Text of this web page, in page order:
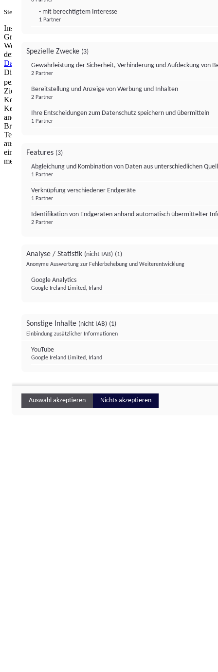
Sie haben ein PUR-Abo?Hier anmelden.
Institutional Money mit Werbung: Wir nutzen aus wirtschaftlichen
Gründen die Möglichkeit, unsere Webseite Dritten als digitalen
Werbeplatz zur Verfügung zu stellen. Über Verarbeitungen, die in
der Verantwortung von uns liegen, können Sie sich in unserer
Datenschutzerklärungnäher informieren.Zur Bereitstellung unserer
Dienste nutzen wir Technologien von
personalisierte Werbung, Messung von Werbeleistung und
Zielgruppenforschung. Cookies, Endgeräte- oder ähnliche Online-
Kennungen (z. B. login-basierte Kennungen, zufällig generierte
Kennungen, netzwerkbasierte Kennungen) können zusammen mit
anderen Informationen (z. B. Browsertyp und
Browserinformationen, Sprache, Bildschirmgröße, unterstützte
Technologien usw.) auf Ihrem Endgerät gespeichert oder von dort
ausgelesen werden, um es jedes Mal wiederzuerkennen, wenn es
eine App oder einer Webseite aufruft. Dies geschieht für einen oder
mehrere der hier aufgeführten Verarbeitungszwecke.
- mit berechtigtem Interesse
1 Partner
Spezielle Zwecke (3)
Gewährleistung der Sicherheit, Verhinderung und Aufdeckung von
2 Partner
Bereitstellung und Anzeige von Werbung und Inhalten
2 Partner
Ihre Entscheidungen zum Datenschutz speichern und übermitteln
1 Partner
Features (3)
Abgleichung und Kombination von Daten aus unterschiedlichen
1 Partner
Verknüpfung verschiedener Endgeräte
1 Partner
Identifikation von Endgeräten anhand automatisch übermittelter
2 Partner
Analyse / Statistik (nicht IAB) (1)
Anonyme Auswertung zur Fehlerbehebung und Weiterentwicklung
Google Analytics
Google Ireland Limited, Irland
Sonstige Inhalte (nicht IAB) (1)
Einbindung zusätzlicher Informationen
YouTube
Google Ireland Limited, Irland
Auswahl akzeptieren Nichts akzeptieren
Institutional Money
ImpressumDatenschutzerklärung